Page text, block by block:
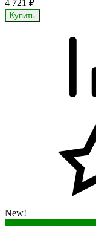
4 721 ₽
New!